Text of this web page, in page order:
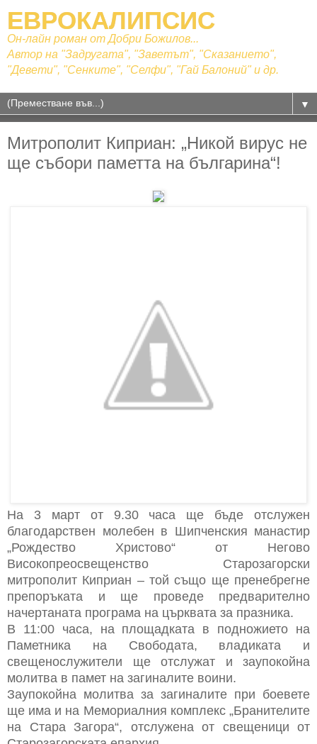
ЕВРОКАЛИПСИС
Он-лайн роман от Добри Божилов...
Автор на "Задругата", "Заветът", "Сказанието",
"Девети", "Сенките", "Селфи", "Гай Балоний" и др.
▼
Митрополит Киприан: „Никой вирус не
ще събори паметта на българина“!
На 3 март от 9.30 часа ще бъде отслужен
благодарствен молебен в Шипченския манастир
„Рождество Христово“ от Негово
Високопреосвещенство Старозагорски
митрополит Киприан – той също ще пренебрегне
препоръката и ще проведе предварително
начертаната програма на църквата за празника.
В 11:00 часа, на площадката в подножието на
Паметника на Свободата, владиката и
свещенослужители ще отслужат и заупокойна
молитва в памет на загиналите воини.
Заупокойна молитва за загиналите при боевете
ще има и на Мемориалния комплекс „Бранителите
на Стара Загора“, отслужена от свещеници от